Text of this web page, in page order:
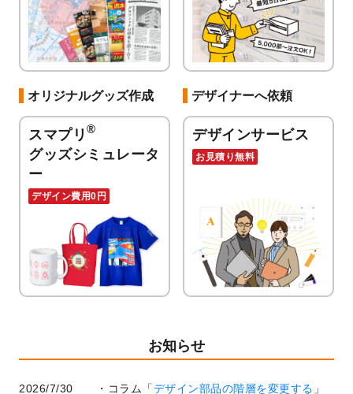
オリジナルグッズ作成
スマプリ ®
グッズシミュレータ
ー
デザイン費用0円
デザイナーへ依頼
デザインサービス
お見積り無料
お知らせ
2026/7/30 コラム「デザイン部品の階層を変更する 」